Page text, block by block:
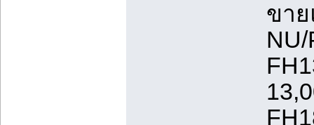
ขา
NU/